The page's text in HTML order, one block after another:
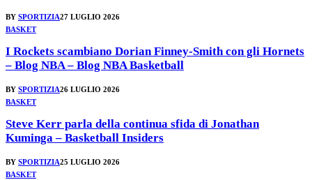
BY SPORTIZIA27 LUGLIO 2026
BASKET
I Rockets scambiano Dorian Finney-Smith con gli Hornets
– Blog NBA – Blog NBA Basketball
BY SPORTIZIA26 LUGLIO 2026
BASKET
Steve Kerr parla della continua sfida di Jonathan
Kuminga – Basketball Insiders
BY SPORTIZIA25 LUGLIO 2026
BASKET